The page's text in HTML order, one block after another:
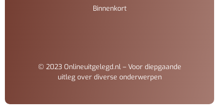
Binnenkort
© 2023 Onlineuitgelegd.nl – Voor diepgaande
uitleg over diverse onderwerpen